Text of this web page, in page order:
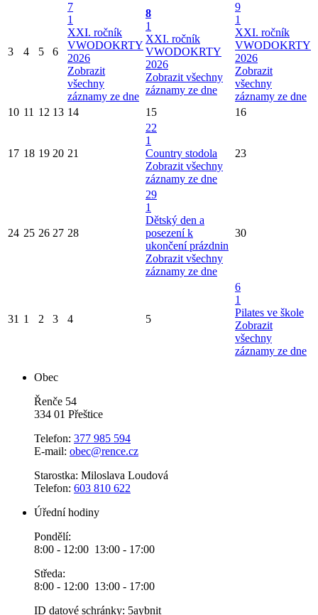
3 4 5 6
7
1
XXI. ročník
VWODOKRTY
2026
Zobrazit
všechny
záznamy ze dne
8
1
XXI. ročník
VWODOKRTY
2026
Zobrazit všechny
záznamy ze dne
9
1
XXI. ročník
VWODOKRTY
2026
Zobrazit
všechny
záznamy ze dne
10 11 12 13 14 15 16
17 18 19 20 21
22
1
Country stodola
Zobrazit všechny
záznamy ze dne
23
24 25 26 27 28
29
1
Dětský den a
posezení k
ukončení prázdnin
Zobrazit všechny
záznamy ze dne
30
31 1 2 3 4 5
6
1
Pilates ve škole
Zobrazit
všechny
záznamy ze dne
Obec
Řenče 54
334 01 Přeštice
Telefon: 377 985 594
E-mail: obec@rence.cz
Starostka: Miloslava Loudová
Telefon: 603 810 622
Úřední hodiny
Pondělí:
8:00 - 12:00 13:00 - 17:00
Středa:
8:00 - 12:00 13:00 - 17:00
ID datové schránky: 5aybnit